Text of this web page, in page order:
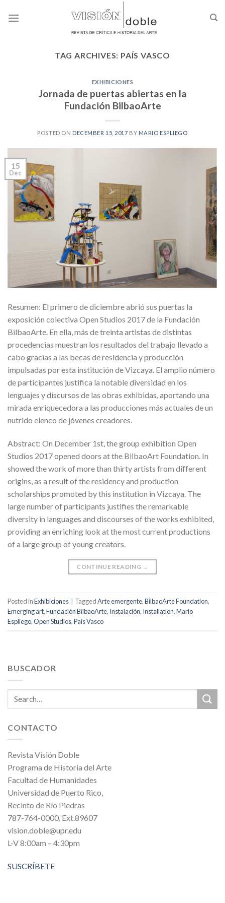
TAG ARCHIVES: PAÍS VASCO
EXHIBICIONES
Jornada de puertas abiertas en la
Fundación BilbaoArte
POSTED ON DECEMBER 15, 2017 BY MARIO ESPLIEGO
15
Dec
Resumen: El primero de diciembre abrió sus puertas la
exposición colectiva Open Studios 2017 de la Fundación
BilbaoArte. En ella, más de treinta artistas de distintas
procedencias muestran los resultados del trabajo llevado a
cabo gracias a las becas de residencia y producción
impulsadas por esta institución de Vizcaya. El amplio número
de participantes justifica la notable diversidad en los
lenguajes y discursos de las obras exhibidas, aportando una
mirada enriquecedora a las producciones más actuales de un
nutrido elenco de jóvenes creadores.
Abstract: On December 1st, the group exhibition Open
Studios 2017 opened doors at the BilbaoArt Foundation. In
showed the work of more than thirty artists from different
origins, as a result of the residency and production
scholarships promoted by this institution in Vizcaya. The
large number of participants justifies the remarkable
diversity in languages and discourses of the works exhibited,
providing an enriching look at the most current productions
of a large group of young creators.
CONTINUE READING →
Posted inExhibiciones TaggedArte emergente,BilbaoArte Foundation,
Emerging art,Fundación BilbaoArte, Instalación, Installation,Mario
Espliego,Open Studios,País Vasco
BUSCADOR
CONTACTO
Revista Visión Doble
Programa de Historia del Arte
Facultad de Humanidades
Universidad de Puerto Rico,
Recinto de Río Piedras
787-764-0000, Ext.89607
vision.doble@upr.edu
L-V 8:00am – 4:30pm
SUSCRÍBETE